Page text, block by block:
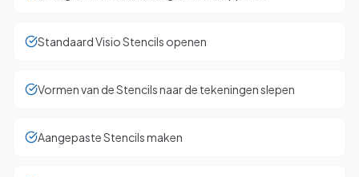
Standaard Visio Stencils openen
Vormen van de Stencils naar de tekeningen slepen
Aangepaste Stencils maken